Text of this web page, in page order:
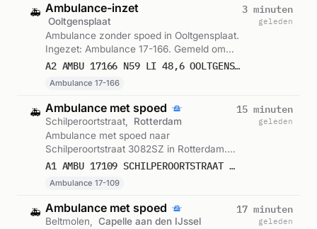
🚑 Ambulance-inzet
Ooltgensplaat
Ambulance zonder spoed in Ooltgensplaat.
Ingezet: Ambulance 17-166. Gemeld om
14:05.
A2 AMBU 17166 N59 LI 48,6 OOLTGENSPLAAT OOLTPL BON 122871
Ambulance 17-166
3 minuten
geleden
🚑 Ambulance met spoed
Schilperoortstraat,
Rotterdam
Ambulance met spoed naar
Schilperoortstraat 3082SZ in Rotterdam.
Ingezet: Ambulance 17-109. Gemeld om A1 AMBU 17109 SCHILPEROORTSTRAAT 3082SZ ROTTERDAM ROTTDM BON 122868
Ambulance 17-109
15 minuten
geleden
🚑 Ambulance met spoed
Beltmolen,
Capelle aan den IJssel
17 minuten
geleden